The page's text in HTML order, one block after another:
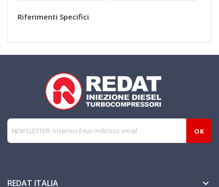
Riferimenti Specifici
REDAT ITALIA 